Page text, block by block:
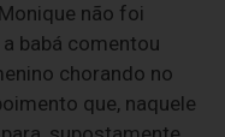
não foi
babá comentou
chorando no
que, naquele